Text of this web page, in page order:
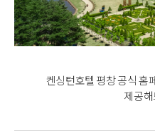
켄싱턴호텔 평창 공식 홈
제공